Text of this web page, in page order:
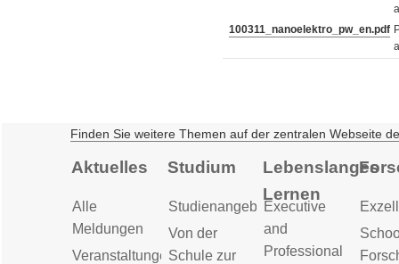
100311_nanoelektro_pw_en.pdf
Finden Sie weitere Themen auf der zentralen Webseite
Aktuelles
Alle
Meldungen
Veranstaltungen
Studium
Studienangebot
Von der
Schule zur
Lebenslanges
Lernen
Executive
and
Professional